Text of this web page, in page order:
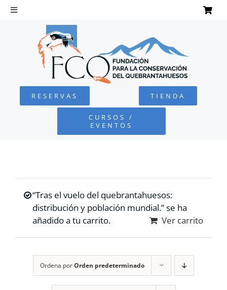
Saltar
Toggle
Navigation
QUEBRANTAHUESOS
FUNDACIÓN
COLABORA
RECURSOS
NOTICIAS
RESERVAS TIENDA
CURSOS /
EVENTOS
“Tras el vuelo del quebrantahuesos:
distribución y población mundial.” se ha
añadido a tu carrito.
Ver carrito
Ordena porOrden predeterminado